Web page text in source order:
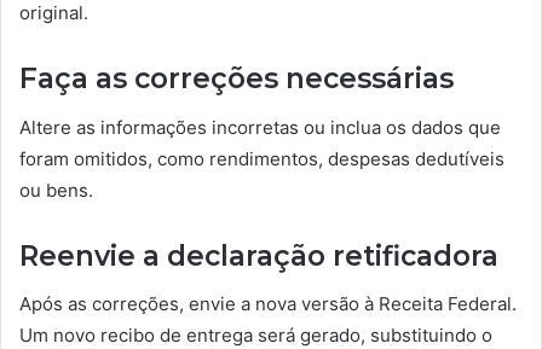
original.
Faça as correções necessárias
Altere as informações incorretas ou inclua os dados que
foram omitidos, como rendimentos, despesas dedutíveis
ou bens.
Reenvie a declaração retificadora
Após as correções, envie a nova versão à Receita Federal.
Um novo recibo de entrega será gerado, substituindo o